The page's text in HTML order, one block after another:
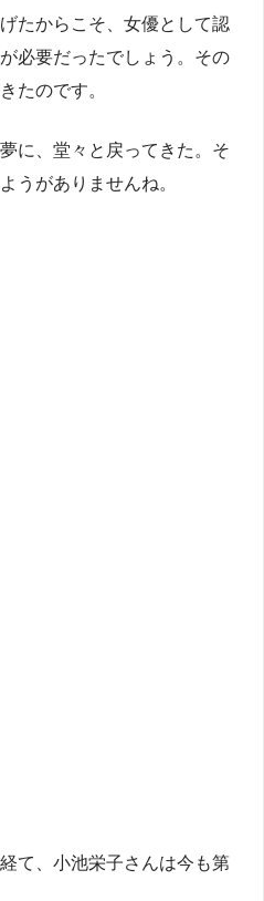
たからこそ、女優として認
必要だったでしょう。その
たのです。
に、堂々と戻ってきた。そ
うがありませんね。
て、小池栄子さんは今も第